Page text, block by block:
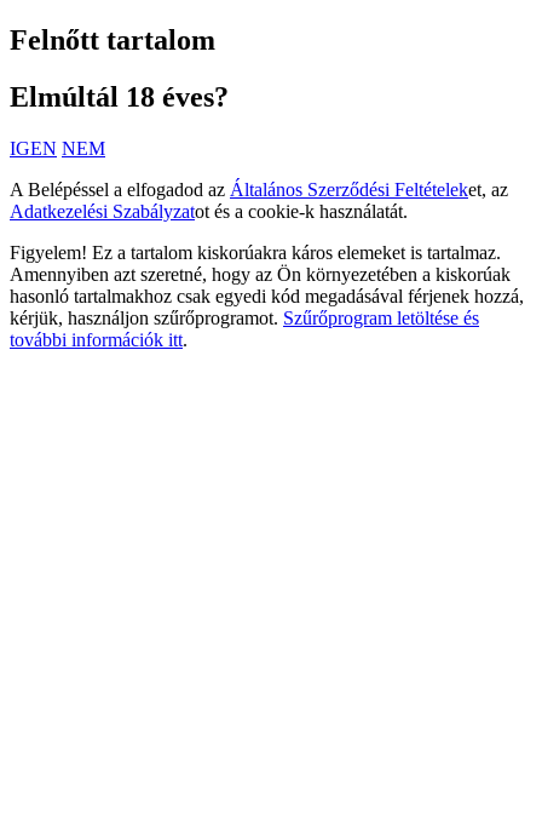
Felnőtt tartalom
Elmúltál 18 éves?
IGEN NEM
A Belépéssel a elfogadod az Általános Szerződési Feltételeket, az
Adatkezelési Szabályzatot és a cookie-k használatát.
Figyelem! Ez a tartalom kiskorúakra káros elemeket is tartalmaz.
Amennyiben azt szeretné, hogy az Ön környezetében a kiskorúak
hasonló tartalmakhoz csak egyedi kód megadásával férjenek hozzá,
kérjük, használjon szűrőprogramot. Szűrőprogram letöltése és
további információk itt.